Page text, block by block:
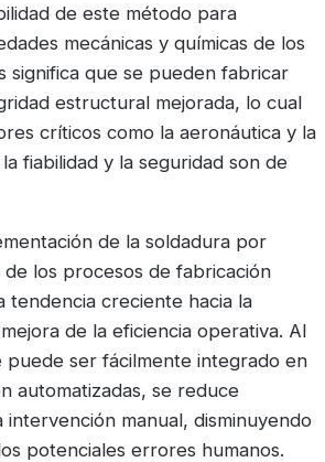
de este método para
mecánicas y químicas de los
significa que se pueden fabricar
estructural mejorada, lo cual
críticos como la aeronáutica y la
fiabilidad y la seguridad son de
de la soldadura por
los procesos de fabricación
tendencia creciente hacia la
de la eficiencia operativa. Al
ser fácilmente integrado en
automatizadas, se reduce
intervención manual, disminuyendo
potenciales errores humanos.